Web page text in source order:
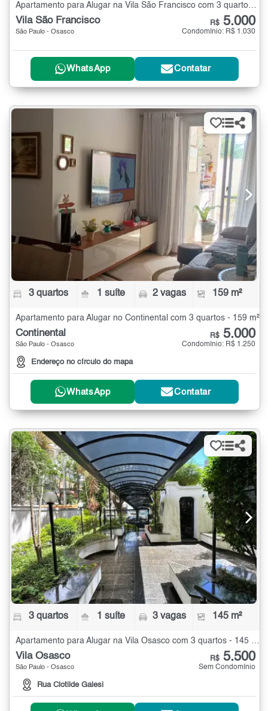
Vila São Francisco
São Paulo - Osasco
R$ 5.000
Condomínio: R$ 1.030
WhatsApp Contatar
3 quartos 1 suíte 2 vagas 159 m²
Apartamento para Alugar no Continental com 3 quartos - 159 m²
Continental
São Paulo - Osasco
Endereço no círculo do mapa
R$ 5.000
Condomínio: R$ 1.250
WhatsApp Contatar
3 quartos 1 suíte 3 vagas 145 m²
Apartamento para Alugar na Vila Osasco com 3 quartos - 145 m²
Vila Osasco
São Paulo - Osasco
Rua Clotilde Galesi
R$ 5.500
Sem Condomínio